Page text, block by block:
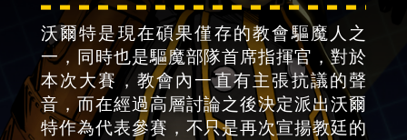
沃爾特是現在碩果僅存的教會驅魔人之
一，同時也是驅魔部隊首席指揮官，對於
本次大賽，教會內一直有主張抗議的聲
音，而在經過高層討論之後決定派出沃爾
特作為代表參賽，不只是再次宣揚教廷的